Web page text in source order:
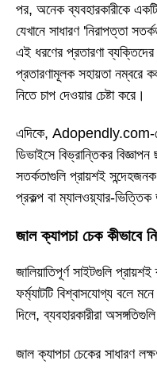
পর, অনেক ব্যবহারকারীকে
যেখানে সাধারণ 'নিরাপত্তা
এই ধরণের প্রতারণা
প্রতারণামূলক সহায়তা নম্বরে
নিতে চাপ দেওয়ার চেষ্টা করে।
এদিকে, Adopendly.com-কে
ডিভাইসে বিভ্রান্তিকর
সতর্কতাগুলি প্রায়শই সন্দেহজনক
প্রকল্প বা ম্যালওয়্যার-
জাল ক্যাপচা চেক কীভাবে
জালিয়াতিপূর্ণ সাইটগুলি
ফর্ম্যাটটি বিশ্বাসযোগ্য বলে
দিলে, ব্যবহারকারীরা
জাল ক্যাপচা চেকের সাধারণ